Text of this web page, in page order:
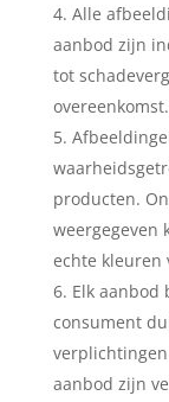
Alle
aanbod zijn
tot
overeenkomst.
producten.
weergegeven
echte kleuren
Elk aanbod
consument
aanbod zijn